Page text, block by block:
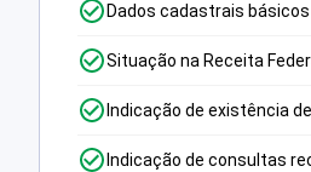
Dados cadastrais básicos
Situação na Receita
Indicação de existência
Indicação de consultas